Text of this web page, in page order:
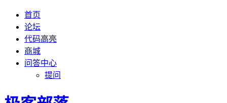
首页
论坛
代码高亮
商城
问答中心
提问